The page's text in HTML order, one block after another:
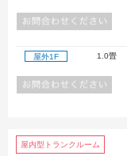
屋外1F 1.0畳
屋内型トランクルーム